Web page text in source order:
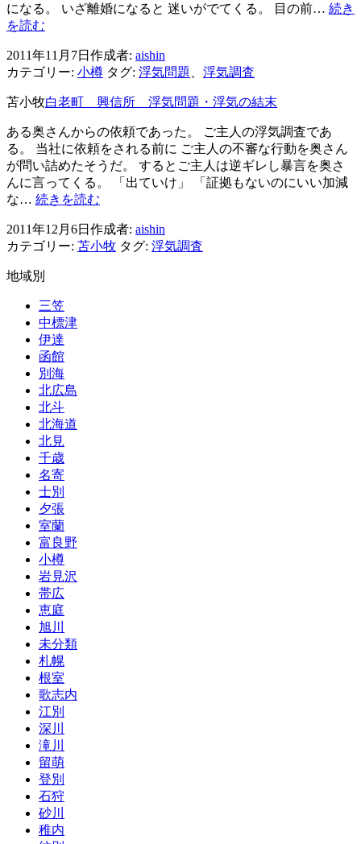
になる。 いざ離婚になると 迷いがでてくる。 目の前… 続き
を読む
市
探
偵
離
婚
の
覚
悟
2011年11月7日 作成者: aishin
カテゴリー: 小樽 タグ: 浮気問題、 浮気調査
苫小牧白老町 興信所 浮気問題・浮気の結末
ある奥さんからの依頼であった。 ご主人の浮気調査であ
る。 当社に依頼をされる前に ご主人の不審な行動を奥さん
が問い詰めたそうだ。 するとご主人は逆ギレし暴言を奥さ
んに言ってくる。 「出ていけ」 「証拠もないのにいい加減
な… 続きを読む
町
興
2011年12月6日 作成者: aishin
カテゴリー: 苫小牧 タグ: 浮気調査
地域別
三笠
中標津
伊達
函館
別海
北広島
北斗
北海道
北見
千歳
名寄
士別
夕張
室蘭
富良野
小樽
岩見沢
帯広
恵庭
旭川
未分類
札幌
根室
歌志内
江別
深川
滝川
留萌
登別
石狩
砂川
稚内